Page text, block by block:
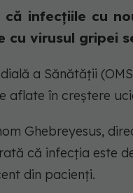
infecțiile cu
cu virusul gripei
a Sănătății
aflate în creștere
Ghebreyesus,
că infecția este
din pacienți.